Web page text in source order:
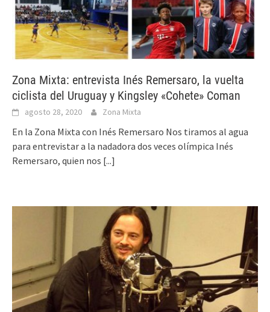
Zona Mixta: entrevista Inés Remersaro, la vuelta
ciclista del Uruguay y Kingsley «Cohete» Coman
agosto 28, 2020 Zona Mixta
En la Zona Mixta con Inés Remersaro Nos tiramos al agua
para entrevistar a la nadadora dos veces olímpica Inés
Remersaro, quien nos [...]